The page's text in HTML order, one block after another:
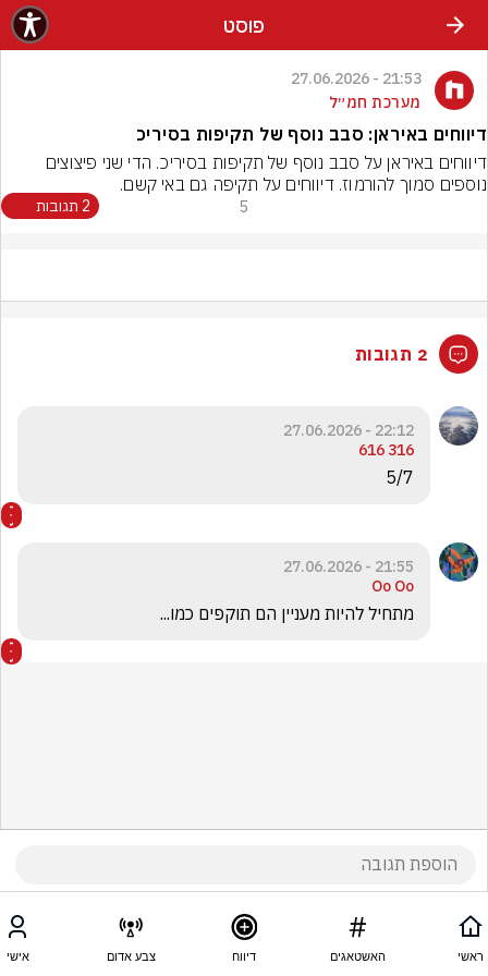
פוסט
21:53 - 27.06.2026
מערכת חמ״ל
דיווחים באיראן: סבב נוסף של תקיפות בסיריכ
נוספים סמוך להורמוז. דיווחים על תקיפה גם באי קשם.
5 2 תגובות
2 תגובות
22:12 - 27.06.2026
316 616
5/7
21:55 - 27.06.2026
Oo Oo
מתחיל להיות מעניין הם תוקפים כמו...
ראשי האשטאגים דיווח צבע אדום אישי